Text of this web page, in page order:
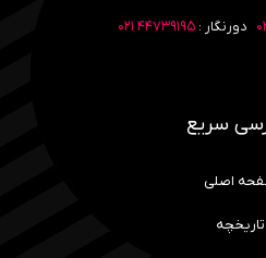
دورنگار :۴۴۷۳۹۱۹۵ ۰۲۱
سریع
اصلی
تاریخچه